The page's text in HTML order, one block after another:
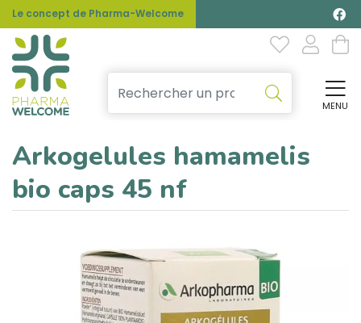
Le concept de Pharma-Welcome
MENU
Arkogelules hamamelis
bio caps 45 nf